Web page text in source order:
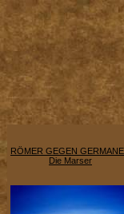
RÖMER GEGEN
Die Marser